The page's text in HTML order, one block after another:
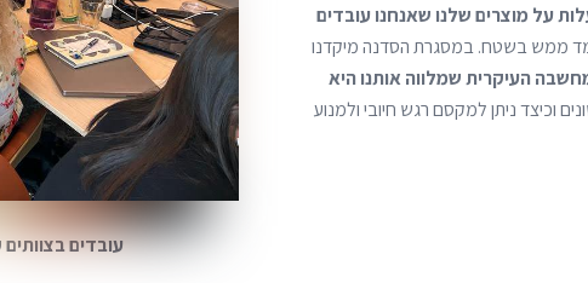
על מוצרים שלנו שאנחנו עובדים
ממש בשטח. במסגרת הסדנה מיקדנו
העיקרית שמלווה אותנו היא
וכיצד ניתן למקסם רגש חיובי ולמנוע
עובדים